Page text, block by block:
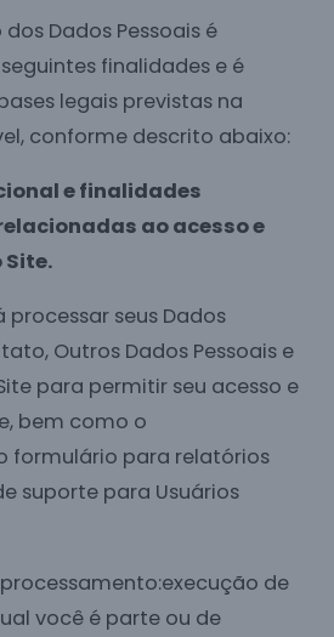
Dados Pessoais é
finalidades e é
legais previstas na
conforme descrito abaixo:
e finalidades
ao acesso e
processar seus Dados
Outros Dados Pessoais e
para permitir seu acesso e
bem como o
formulário para relatórios
suporte para Usuários
de
você é parte ou de